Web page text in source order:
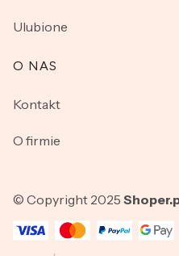
Ulubione
O NAS
Kontakt
O firmie
© Copyright 2025